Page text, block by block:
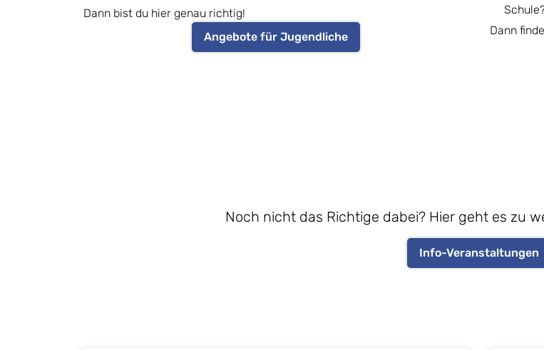
Dann bist du hier genau richtig!
Angebote für Jugendliche
Dann
Noch nicht das Richtige dabei? Hier geht es zu
Info-Veranstaltungen